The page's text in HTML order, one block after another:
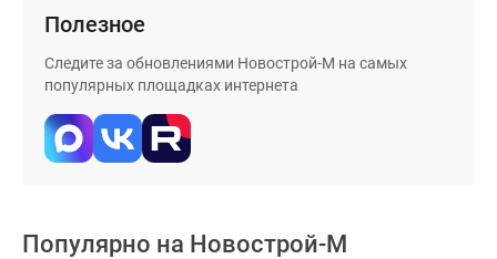
Полезное
Следите за обновлениями Новострой-М на самых
популярных площадках интернета
Популярно на Новострой-М